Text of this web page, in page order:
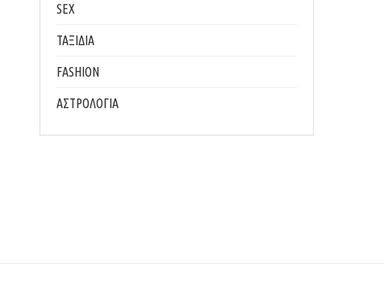
ΤΟ BUTTERY YELLOW ΕΊΝΑΙ Η ΠΙΟ ΟΝΕΙΡΙΚΉ ΤΆΣΗ...
12/05/2025
SEX
ΤΑΞΙΔΙΑ
FASHION
ΑΣΤΡΟΛΟΓΙΑ